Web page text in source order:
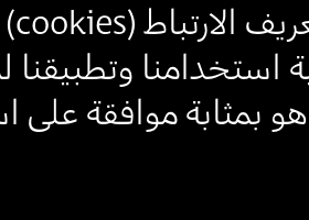
الارتباط (cookies
وتطبيقنا
موافقة على
للاتصال
بنا
اتصل بنا
تابعونا
انضم\ي